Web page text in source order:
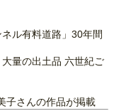
ル有料道路」30年間
量の出土品 六世紀ご
子さんの作品が掲載